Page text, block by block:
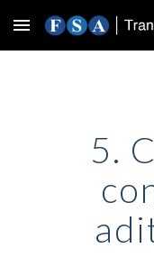
Skip to main content
5.